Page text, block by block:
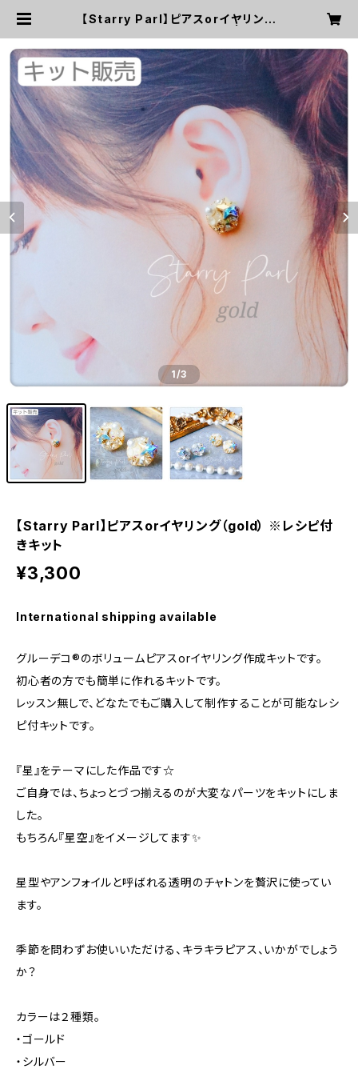
【Starry Parl】ピアスorイヤリング
1/3
【Starry Parl】ピアスorイヤリング（gold） ※レシピ付
きキット
¥3,300
International shipping available
グルーデコ®のボリュームピアスorイヤリング作成キットです。
初心者の方でも簡単に作れるキットです。
レッスン無しで、どなたでもご購入して制作することが可能なレシ
ピ付キットです。
『星』をテーマにした作品です☆
ご自身では、ちょっとづつ揃えるのが大変なパーツをキットにしま
した。
もちろん『星空』をイメージしてます✨
星型やアンフォイルと呼ばれる透明のチャトンを贅沢に使ってい
ます。
季節を問わずお使いいただける、キラキラピアス、いかがでしょう
か？
カラーは２種類。
・ゴールド
・シルバー